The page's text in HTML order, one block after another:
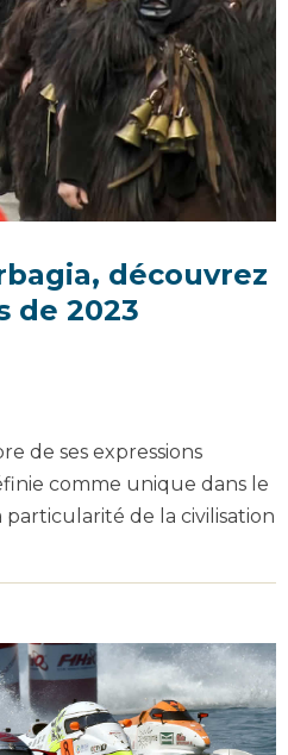
découvrez
de 2023
de ses expressions
comme unique dans le
particularité de la civilisation